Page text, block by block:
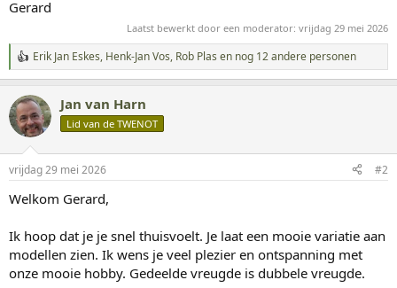
Gerard
Laatst bewerkt door een moderator: vrijdag 29 mei 2026
W
a
r
d
e
n
e
:
Erik Jan Eskes, Henk-Jan Vos, Rob Plas en nog 12 andere personen
Jan van Harn
Lid van de TWENOT
vrijdag 29 mei 2026 #2
Welkom Gerard,
Ik hoop dat je je snel thuisvoelt. Je laat een mooie variatie aan
modellen zien. Ik wens je veel plezier en ontspanning met
onze mooie hobby. Gedeelde vreugde is dubbele vreugde.